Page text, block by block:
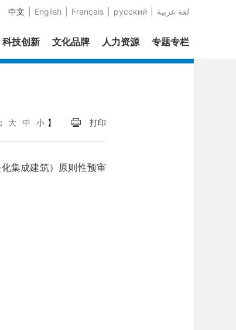
中文 English Français русский عربية‎ لغة
科技创新 文化品牌 人力资源 专题专栏
大 中 小 】 打印
集成建筑）原则性预审